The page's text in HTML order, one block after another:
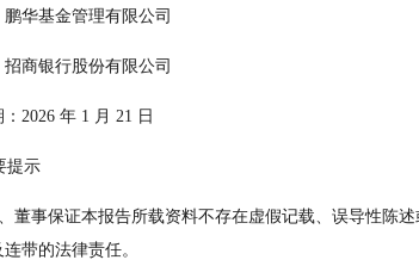
管理人：鹏华基金管理有限公司
托管人：招商银行股份有限公司
出日期：2026 年 1 月 21 日
§1 重要提示
带的法律责任。